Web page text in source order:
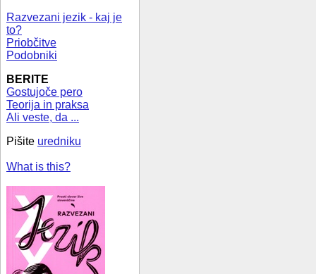
Razvezani jezik - kaj je
to?
Priobčitve
Podobniki
BERITE
Gostujoče pero
Teorija in praksa
Ali veste, da ...
Pišite uredniku
What is this?